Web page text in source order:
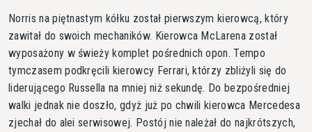
Norris na piętnastym kółku został pierwszym kierowcą, który
zawitał do swoich mechaników. Kierowca McLarena został
wyposażony w świeży komplet pośrednich opon. Tempo
tymczasem podkręcili kierowcy Ferrari, którzy zbliżyli się do
liderującego Russella na mniej niż sekundę. Do bezpośredniej
walki jednak nie doszło, gdyż już po chwili kierowca Mercedesa
zjechał do alei serwisowej. Postój nie należał do najkrótszych,